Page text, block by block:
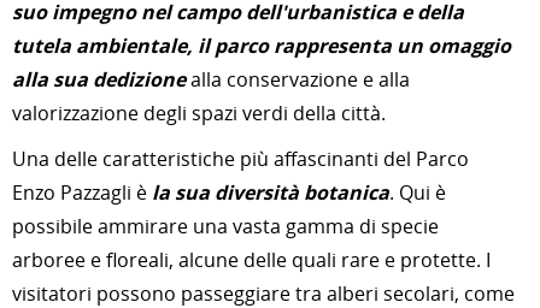
suo impegno nel campo dell'urbanistica e della
tutela ambientale, il parco rappresenta un omaggio
alla sua dedizionealla conservazione e alla
valorizzazione degli spazi verdi della città.
Una delle caratteristiche più affascinanti del Parco
Enzo Pazzagli è la sua diversità botanica. Qui è
possibile ammirare una vasta gamma di specie
arboree e floreali, alcune delle quali rare e protette. I
visitatori possono passeggiare tra alberi secolari, come